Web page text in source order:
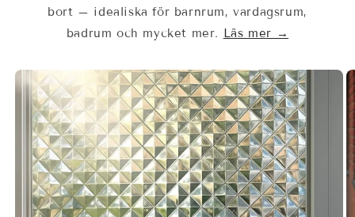
bort – idealiska för barnrum, vardagsrum,
badrum och mycket mer. Läs mer →